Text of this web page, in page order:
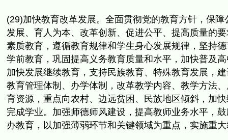
(29)加快教育改革发展。全面贯彻党的教育方针， 保障
发展、育人为本、改革创新、促进公平、提高质量的
素质教育， 遵循教育规律和学生身心发展规律，坚持
学前教育， 巩固提高义务教育质量和水平，加快普及
加快发展继续教育， 支持民族教育、特殊教育发展，
教育管理体制、 办学体制，改革教学内容、教学方法
育资源，重点向农村、边远贫困、
民族地区倾斜，加
完成学业。加强师德师风建设， 提高教师业务水平，
办教育，以加强薄弱环节和关键领域为重点， 实施重